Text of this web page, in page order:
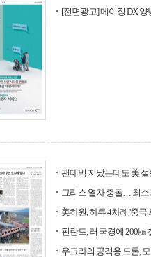
[전면광고] 메이징 DX 양
팬데믹 지났는데도 美
그리스 열차 충돌… 최소
美하원, 하루 4차례 '중
핀란드, 러 국경에 200㎞
우크라의 공격용 드론,